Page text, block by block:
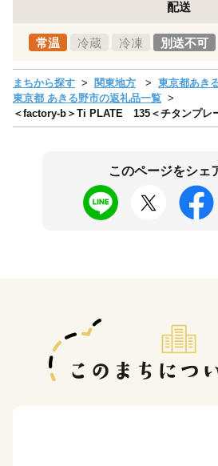
配送
常温 冷蔵 冷凍 別送不可
まちから探す 関東地方
東京都あき
東京都 あきる野市の返礼品一覧
＜factory-b＞Ti PLATE 135＜チタンプレ
このページをシェ